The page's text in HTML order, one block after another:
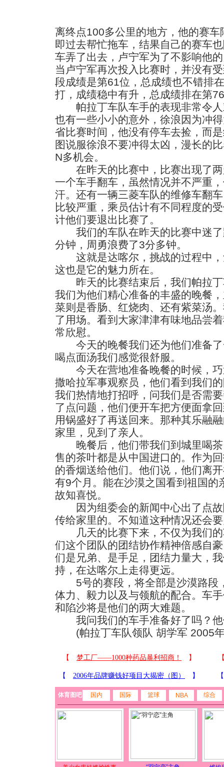
离终点100多公里的地方，他的赛
即过去帮忙拖车，结果自己的赛车
车弄了出去，卢宁军为了不影响他
当卢宁军再次投入比赛时，并没有
段成绩是第61位，总成绩也不错排
打，成绩稳中有升，总成绩排在第
帕拉丁车队车手的表现非常令人
也有一些小小的意外，徐浪因为冲
省比赛时间，他没有停车去捡，而
图说服徐浪不要冲得太凶，漫长的
N多机会。
在昨天的比赛中，比赛出现了两
一个车手翻车，虽然情况并不严重
汗。还有一辆三菱车队的维修车翻
比较严重，乘员估计有不同程度的
计他们要退出比赛了。
我们的车队在昨天的比赛中迷了
分钟，周勇浪费了3分多钟。
这就是达喀尔，挑战的过程中，
这也是它的魅力所在。
昨天的比赛结束后，我们帕拉丁
我们为他们精心准备的丰盛的晚餐
菜则是香肠、红烧肉、还有紫菜汤
了用场。看到大家津津有味地品尝
常欣慰。
今天的晚餐我们还为他们准备了
喝点面汤我们感觉很舒服。
今天在营地准备晚餐的时候，巧
撒哈拉军事观察员，他们看到我们
我们热情地打招呼，问我们是否需
了点问题，他们便开车把方便面拿
用锅盛好了再送回来。那种其乐融
家里，见到了亲人。
晚餐后，他们带我们到城里喝茶
售的茶叶都是从中国进口的。作为
的香烟送给他们。他们说，他们离
有9个月。能在沙漠之国看到祖国的
故知喜悦。
因为组委会的新闻中心出了点故
传给家里的。不知道这种情况还会
几天的比赛下来，不仅为我们的
们这个团队的团结协作精神倍感自
们是兄弟、是手足，团结力量大，
持，在达喀尔上走得更远。
5号的赛段，将全部是沙漠路段
体力、毅力以及与领航的配合。车
和陷沙将是他们的两大难题。
我问我们的车手准备好了吗？他
(帕拉丁车队领队 胡学军 2005年
体育图吧 国内 国际 篮球 NBA 综合